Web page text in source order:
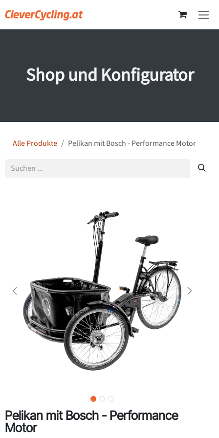
Shop und Konfigurator
Alle Produkte Pelikan mit Bosch - Performance Motor
Pelikan mit Bosch - Performance
Motor